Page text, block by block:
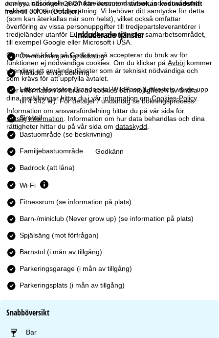
analys, individuella produktrekommendationer, individualiserad
reklam och räckviddsmätning. Vi behöver ditt samtycke för detta
(som kan återkallas när som helst), vilket också omfattar
överföring av vissa personuppgifter till tredjepartsleverantörer i
tredjeländer utanför Europeiska ekonomiska samarbetsområdet,
till exempel Google eller Microsoft i USA.
Genom att klicka påGodkännså accepterar du bruk av för
funktionen ej nödvändiga cookies. Om du klickar påAvböj kommer
vi endast att använda tjänster som är tekniskt nödvändiga och
som krävs för att uppfylla avtalet.
Mer information om bruk av cookies och möjligheten av ändra
dina inställningar hittar du i vår information omCookies-Policy.
Information om ansvarsfördelning hittar du på vår sida för
rättslig information. Information om hur data behandlas och dina
rättigheter hittar du på vår sida omdataskydd.
Godkänn
d
a
den nya säsongen 26/27 kan dessutomavbokas kostnadsfritt
fram till 30/09.(Detaljer)
Inkluderade tjänster
Övernattning enligt bokning
Måltider enligt bokning
Liftkort Montafon Brandnertal WildPass(Liftkortets värde upp
till 4 342 kr). För detaljer / undantag se bokningsprocess.
Simhall
Bastuområde (se beskrivning)
Familjebastuområde
Badrock (att låna)
Wi-Fi
Fitnessrum (se information på plats)
Barn-/miniclub (Never grow up) (se information på plats)
Spjälsäng (mot förfrågan)
Barnstol (i mån av tillgång)
Parkeringsgarage (i mån av tillgång)
Parkeringsplats (i mån av tillgång)
Snabböversikt
Bar